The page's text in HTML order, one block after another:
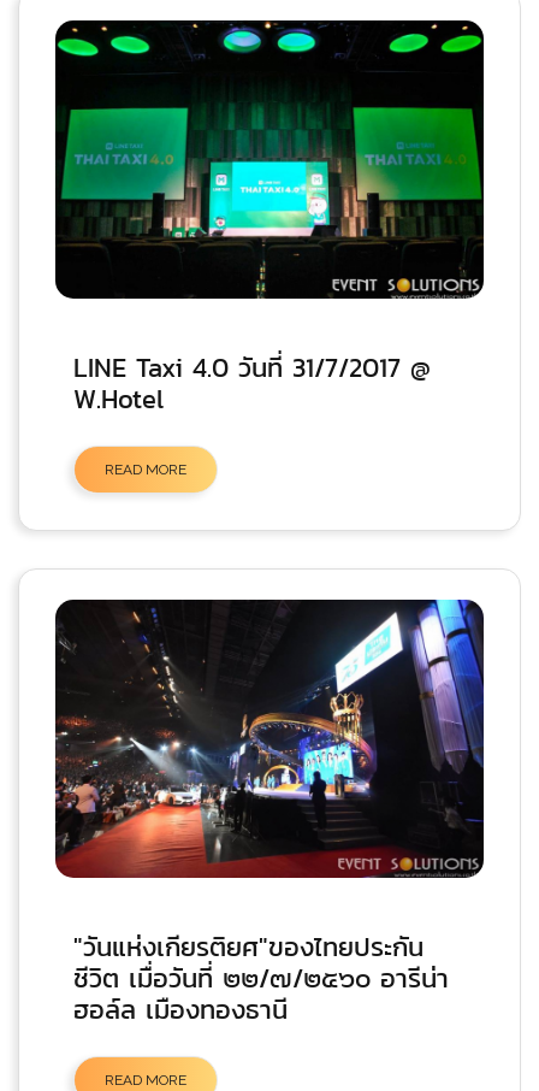
LINE Taxi 4.0 วันที่ 31/7/2017 @
W.Hotel
READ MORE
"วันแห่งเกียรติยศ"ของไทยประกัน
ชีวิต เมื่อวันที่ ๒๒/๗/๒๕๖๐ อารีน่า
ฮอล์ล เมืองทองธานี
READ MORE